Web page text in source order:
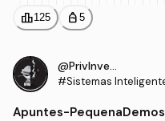
leaderboard125 personal_bag 5
@PrivInvestoCat
#Sistemas
Apuntes-